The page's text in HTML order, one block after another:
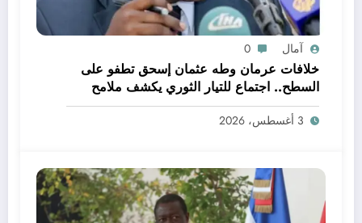
آمال 0
خلافات عرمان وطه عثمان إسحق تطفو على
السطح.. اجتماع للتيار الثوري يكشف ملامح
مواجهة داخلية
3 أغسطس، 2026